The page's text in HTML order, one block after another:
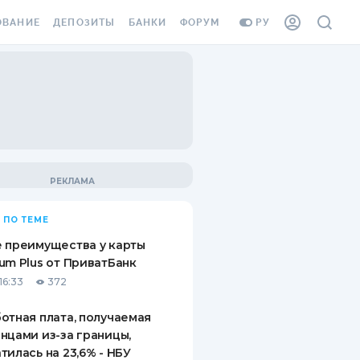
РУ
ВИНЬЕТКА
СОТРУДНИКОВ
ОТ
СЛУЧАЕВ
ДЕПОЗИТЫ
ВОПРОСЫ И ОТВЕТЫ
ПУТЕВОДИТЕЛИ ПО
БАНКИ ФОРУМ
ПО ТЕМЕ
преимущества у карты
Plus от ПриватБанк
372
плата, получаемая
из-за границы,
на 23,6% - НБУ